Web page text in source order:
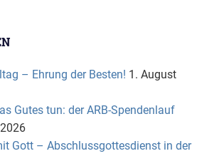
– Ehrung der Besten! 1. August
Gutes tun: der ARB-Spendenlauf
Gott – Abschlussgottesdienst in der